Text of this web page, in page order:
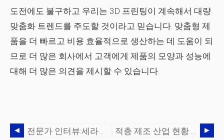
도전에도 불구하고 우리는 3D 프린팅이 계속해서 대량
맞춤화 트렌드를 주도할 것이라고 믿습니다. 맞춤형 제
품을 더 빠르고 비용 효율적으로 생산하는 데 도움이 되
므로 더 많은 회사에서 고객에게 제품의 모양과 성능에
대해 더 많은 의견을 제시할 수 있습니다.
전문가 인터뷰:세라믹 3D 프린팅 현황에 대한 Lithoz의 CEO Johannes Homa 박사 적층 제조 산업 현황 2020:디지털 제조를 주도하는 240개 기업 [업데이트됨]